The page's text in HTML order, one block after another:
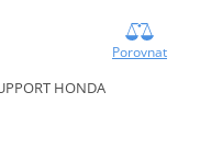
Porovnat
HONDA